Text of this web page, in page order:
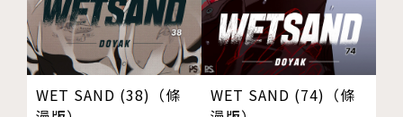
WET SAND (38)（條
WET SAND (74)（條